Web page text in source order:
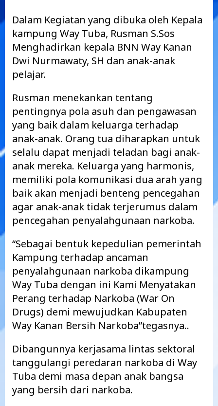
Dalam Kegiatan yang dibuka oleh Kepala
kampung Way Tuba, Rusman S.Sos
Menghadirkan kepala BNN Way Kanan
Dwi Nurmawaty, SH dan anak-anak
pelajar.
Rusman menekankan tentang
pentingnya pola asuh dan pengawasan
yang baik dalam keluarga terhadap
anak-anak. Orang tua diharapkan untuk
selalu dapat menjadi teladan bagi anak-
anak mereka. Keluarga yang harmonis,
memiliki pola komunikasi dua arah yang
baik akan menjadi benteng pencegahan
agar anak-anak tidak terjerumus dalam
pencegahan penyalahgunaan narkoba.
“Sebagai bentuk kepedulian pemerintah
Kampung terhadap ancaman
penyalahgunaan narkoba dikampung
Way Tuba dengan ini Kami Menyatakan
Perang terhadap Narkoba (War On
Drugs) demi mewujudkan Kabupaten
Way Kanan Bersih Narkoba”tegasnya..
Dibangunnya kerjasama lintas sektoral
tanggulangi peredaran narkoba di Way
Tuba demi masa depan anak bangsa
yang bersih dari narkoba.